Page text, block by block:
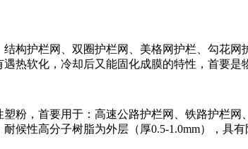
构护栏网、双圈护栏网、美格网护栏、勾花
热软化，冷却后又能固化成膜的特性，首要是
粉，首要用于：高速公路护栏网、铁路护栏
候性高分子树脂为外层（厚0.5-1.0mm），